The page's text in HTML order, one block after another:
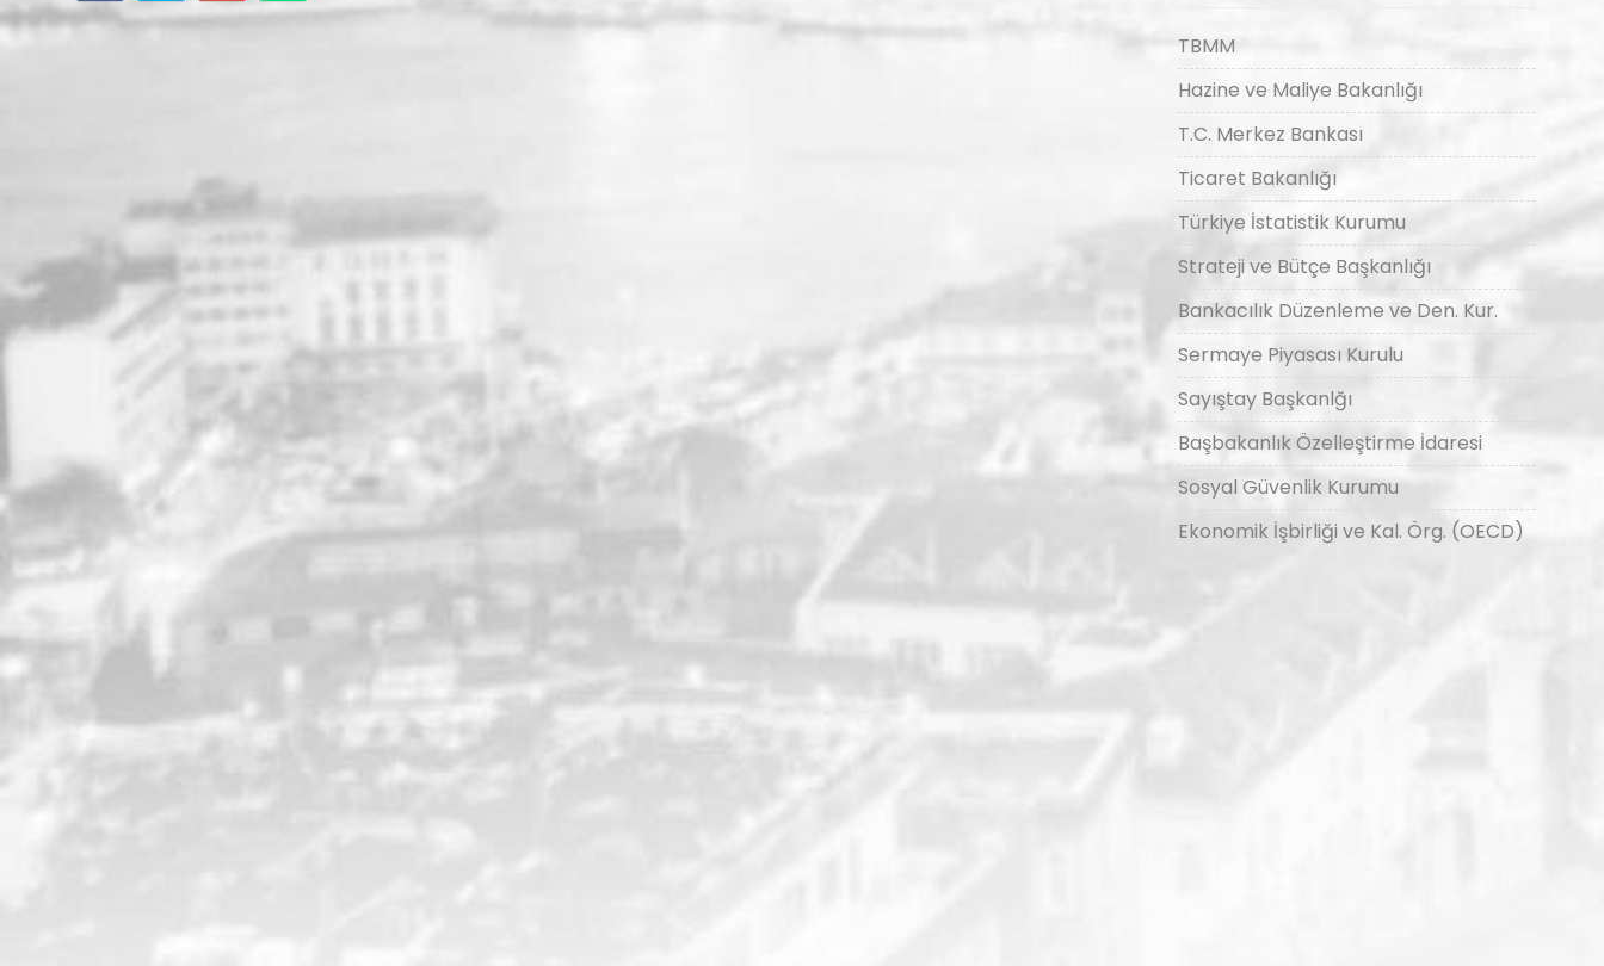
TBMM
Hazine ve Maliye Bakanlığı
T.C. Merkez Bankası
Ticaret Bakanlığı
Türkiye İstatistik Kurumu
Strateji ve Bütçe Başkanlığı
Bankacılık Düzenleme ve Den. Kur.
Sermaye Piyasası Kurulu
Sayıştay Başkanlğı
Başbakanlık Özelleştirme İdaresi
Sosyal Güvenlik Kurumu
Ekonomik İşbirliği ve Kal. Örg. (OECD)